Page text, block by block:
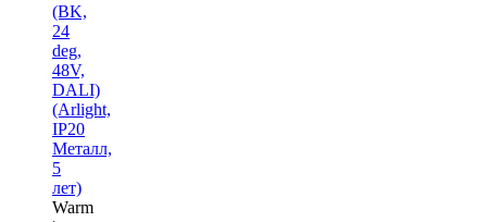
(BK,
24
deg,
48V,
DALI)
(Arlight,
IP20
Металл,
5
лет)
Warm